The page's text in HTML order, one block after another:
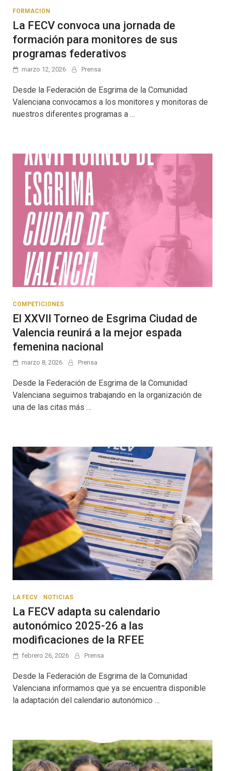
FORMACION
La FECV convoca una jornada de
formación para monitores de sus
programas federativos
marzo 12, 2026 Prensa
Desde la Federación de Esgrima de la Comunidad
Valenciana convocamos a los monitores y monitoras de
nuestros diferentes programas a …
COMPETICIONES
El XXVII Torneo de Esgrima Ciudad de
Valencia reunirá a la mejor espada
femenina nacional
marzo 8, 2026 Prensa
Desde la Federación de Esgrima de la Comunidad
Valenciana seguimos trabajando en la organización de
una de las citas más …
LA FECV / NOTICIAS
La FECV adapta su calendario
autonómico 2025-26 a las
modificaciones de la RFEE
febrero 26, 2026 Prensa
Desde la Federación de Esgrima de la Comunidad
Valenciana informamos que ya se encuentra disponible
la adaptación del calendario autonómico …